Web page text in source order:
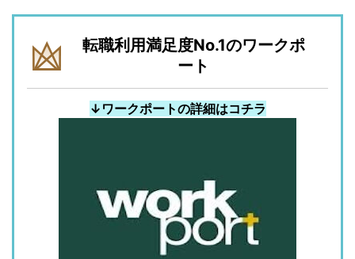
転職利用満足度No.1のワークポ
ート
↓ワークポートの詳細はコチラ